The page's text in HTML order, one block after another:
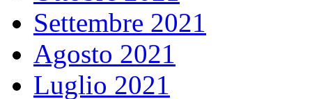
Settembre 2021
Agosto 2021
Luglio 2021